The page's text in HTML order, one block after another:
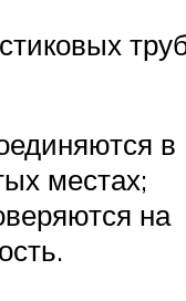
в
местах;
на